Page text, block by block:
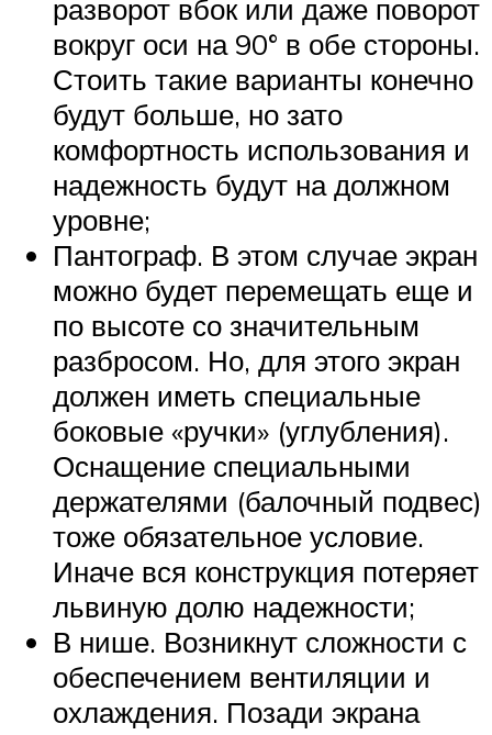
разворот вбок или даже поворот
вокруг оси на 90° в обе стороны.
Стоить такие варианты конечно
будут больше, но зато
комфортность использования и
надежность будут на должном
уровне;
Пантограф. В этом случае экран
можно будет перемещать еще и
по высоте со значительным
разбросом. Но, для этого экран
должен иметь специальные
боковые «ручки» (углубления).
Оснащение специальными
держателями (балочный подвес)
тоже обязательное условие.
Иначе вся конструкция потеряет
львиную долю надежности;
В нише. Возникнут сложности с
обеспечением вентиляции и
охлаждения. Позади экрана